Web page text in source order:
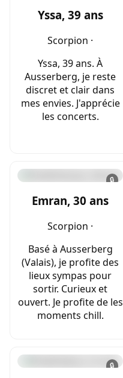
Yssa, 39 ans
Scorpion ·
Yssa, 39 ans. À
Ausserberg, je reste
discret et clair dans
mes envies. J'apprécie
les concerts.
🔒
Emran, 30 ans
Scorpion ·
Basé à Ausserberg
(Valais), je profite des
lieux sympas pour
sortir. Curieux et
ouvert. Je profite de les
moments chill.
🔒